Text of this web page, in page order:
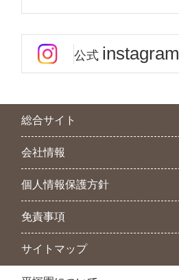
公式 instagram
総合サイト
会社情報
個人情報保護方針
免責事項
サイトマップ